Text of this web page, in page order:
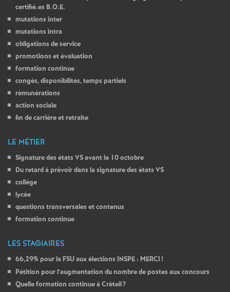
certifié.es B.O.E.
mutations inter
mutations intra
obligations de service
promotions et évaluation
formation continue
congés, disponibilités, temps partiels
rémunérations
action sociale
fin de carrière et retraite
LE MÉTIER
Signature des états VSavant le 10 octobre
Du retard à prévoir dans la signature des états VS
collège
lycée
questions transversales et contenus
formation continue
LES STAGIAIRES
66,29% pour laFSUaux élections INSPE : MERCI !
Pétition pour l’augmentation du nombre de postes aux concours
Quelle formation continue à Créteil?